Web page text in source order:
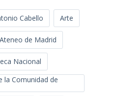
Cabello Arte
Ateneo de Madrid
Nacional
la Comunidad de